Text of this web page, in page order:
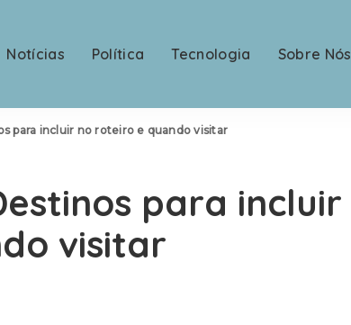
Notícias Política Tecnologia Sobre Nós
para incluir no roteiro e quando visitar
para incluir
visitar